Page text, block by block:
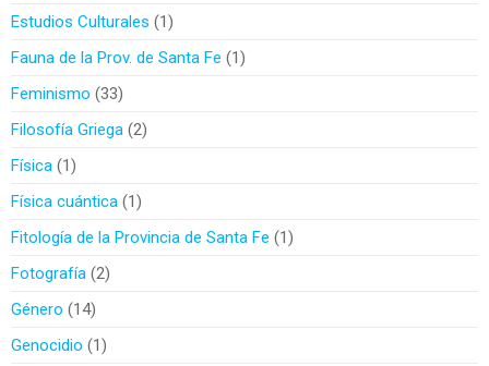
Estudios Culturales
1
Fauna de la Prov. de Santa Fe
1
Feminismo 33
Filosofía Griega 2
Física 1
Física cuántica 1
Fitología de la Provincia de Santa Fe
1
Fotografía 2
Género
14
Genocidio
1